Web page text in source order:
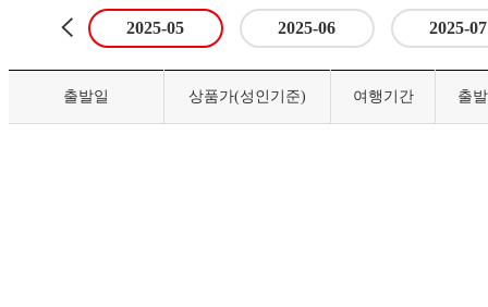
2025-05 2025-06 2025-07
출발일 상품가(성인기준) 여행기간 출